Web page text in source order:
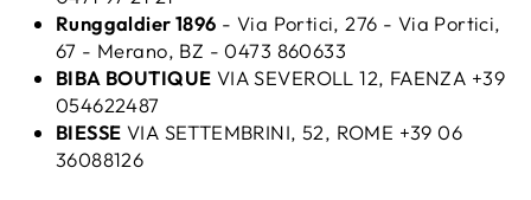
Runggaldier 1896 - Via Portici, 276 - Via Portici,
67 - Merano, BZ - 0473 860633
BIBA BOUTIQUE VIA SEVEROLL 12, FAENZA +39
054622487
BIESSE VIA SETTEMBRINI, 52, ROME +39 06
36088126